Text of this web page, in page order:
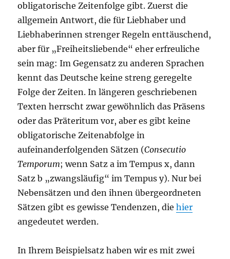
obligatorische Zeitenfolge gibt. Zuerst die
allgemein Antwort, die für Liebhaber und
Liebhaberinnen strenger Regeln enttäuschend,
aber für „Freiheitsliebende“ eher erfreuliche
sein mag: Im Gegensatz zu anderen Sprachen
kennt das Deutsche keine streng geregelte
Folge der Zeiten. In längeren geschriebenen
Texten herrscht zwar gewöhnlich das Präsens
oder das Präteritum vor, aber es gibt keine
obligatorische Zeitenabfolge in
aufeinanderfolgenden Sätzen (Consecutio
Temporum; wenn Satz a im Tempus x, dann
Satz b „zwangsläufig“ im Tempus y). Nur bei
Nebensätzen und den ihnen übergeordneten
Sätzen gibt es gewisse Tendenzen, diehier
angedeutet werden.
In Ihrem Beispielsatz haben wir es mit zwei